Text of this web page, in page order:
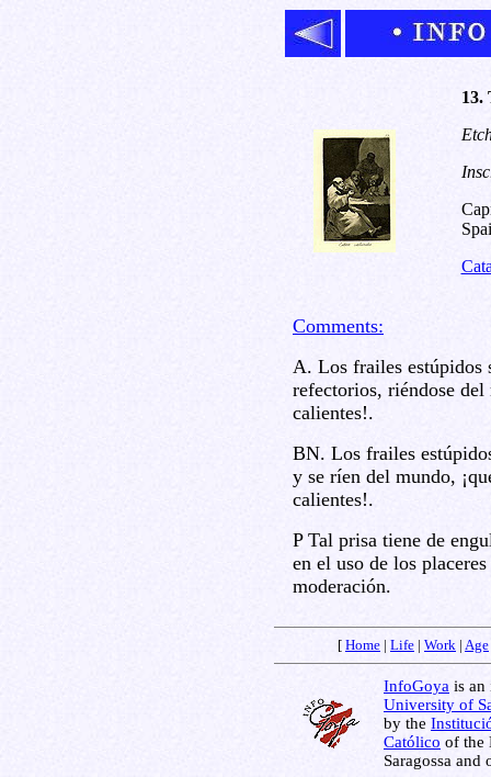
13.
Comments:
A. Los frailes estúpidos
refectorios, riéndose del
calientes!.
BN. Los frailes
y se ríen del mundo,
calientes!.
P Tal prisa tiene de
en el uso de los
moderación.
[ Home | Life | Work | Age
InfoGoya is an
University of
by the
Católico of the
Saragossa and